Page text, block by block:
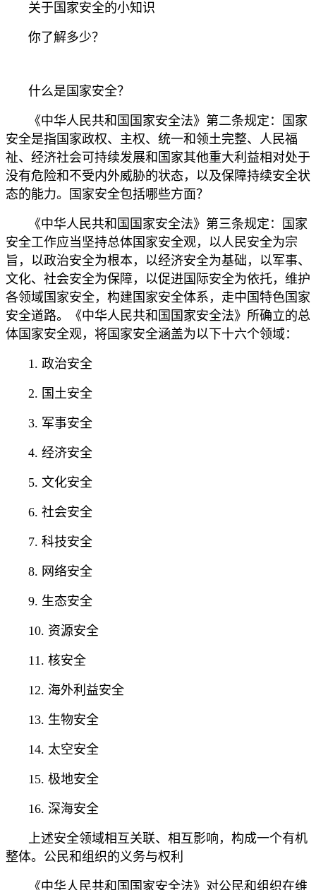
关于国家安全的小知识
你了解多少？
什么是国家安全？
《中华人民共和国国家安全法》第二条规定：国家
安全是指国家政权、主权、统一和领土完整、人民福
祉、经济社会可持续发展和国家其他重大利益相对处于
没有危险和不受内外威胁的状态，以及保障持续安全状
态的能力。国家安全包括哪些方面？
《中华人民共和国国家安全法》第三条规定：国家
安全工作应当坚持总体国家安全观，以人民安全为宗
旨，以政治安全为根本，以经济安全为基础，以军事、
文化、社会安全为保障，以促进国际安全为依托，维护
各领域国家安全，构建国家安全体系，走中国特色国家
安全道路。《中华人民共和国国家安全法》所确立的总
体国家安全观，将国家安全涵盖为以下十六个领域：
1. 政治安全
2. 国土安全
3. 军事安全
4. 经济安全
5. 文化安全
6. 社会安全
7. 科技安全
8. 网络安全
9. 生态安全
10. 资源安全
11. 核安全
12. 海外利益安全
13. 生物安全
14. 太空安全
15. 极地安全
16. 深海安全
上述安全领域相互关联、相互影响，构成一个有机
整体。公民和组织的义务与权利
《中华人民共和国国家安全法》对公民和组织在维